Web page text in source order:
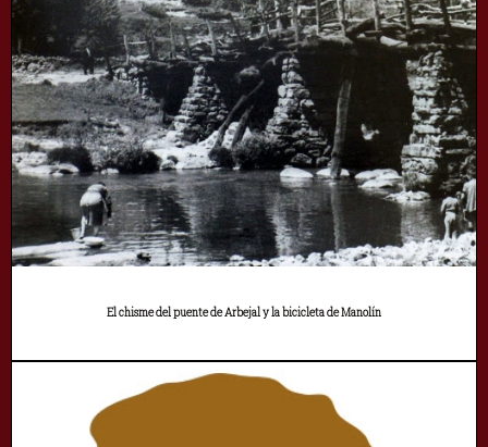
El chisme del puente de Arbejal y la bicicleta de Manolín